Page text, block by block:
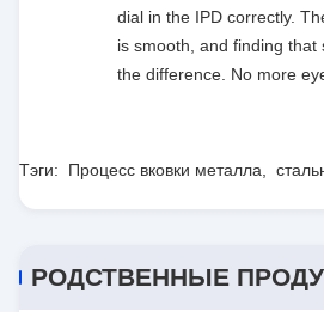
dial in the IPD correctly.
is smooth, and finding that
the difference. No more
fantastic once you dial in
taking the time to set it up
Тэги: Процесс вковки металла
металл куя инструменты
РОДСТВЕННЫЕ